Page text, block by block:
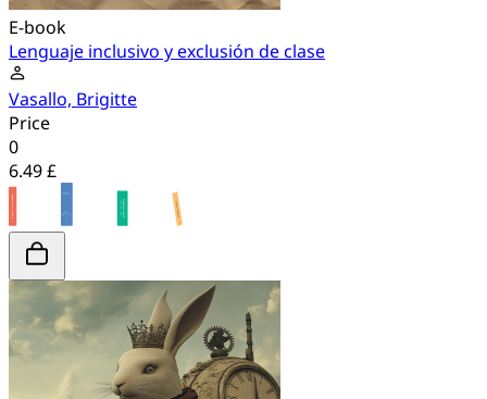
E-book
Lenguaje inclusivo y exclusión de clase
Vasallo, Brigitte
Price
0
6.49 £